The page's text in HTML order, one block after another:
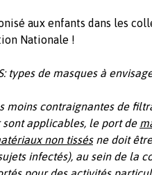
aux enfants dans les
Nationale !
types de masques à
contraignantes de
applicables, le port de
non tissésne doit
infectés), au sein de la